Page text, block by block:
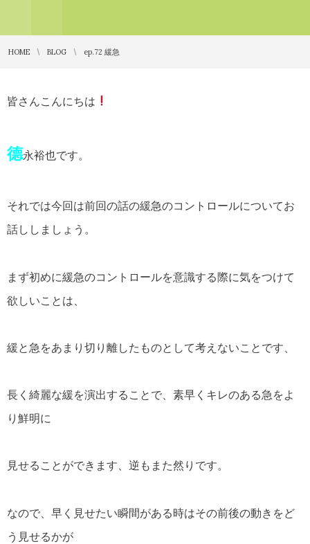
HOME BLOG ep.72 緩急
皆さんこんにちは
德永裕也です。
それでは今回は前回の話の緩急のコントロールについてお
話ししましょう。
まず初めに緩急のコントロールを意識する際に気をつけて
欲しいことは、
緩と急をあまり切り離したものとして考えないことです、
長く綺麗な緩を演出することで、素早くキレのある急をよ
り鮮明に
見せることができます、逆もまた然りです。
なので、早く見せたい瞬間がある時はその前後の動きをど
う見せるかが